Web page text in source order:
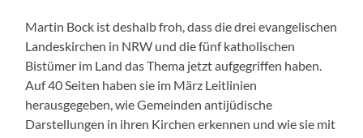
Martin Bock ist deshalb froh, dass die drei evangelischen
Landeskirchen in NRW und die fünf katholischen
Bistümer im Land das Thema jetzt aufgegriffen haben.
Auf 40 Seiten haben sie im März Leitlinien
herausgegeben, wie Gemeinden antijüdische
Darstellungen in ihren Kirchen erkennen und wie sie mit